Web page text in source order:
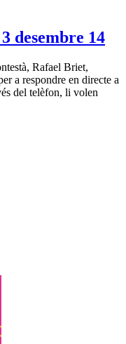
desembre 14
Rafael Briet,
a respondre en directe a
del telèfon, li volen